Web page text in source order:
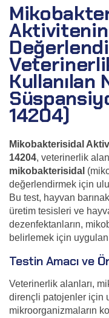
Aktivitenin
Kullanılan
14204)
Mikobakterisidal
14204, veterinerlik
mikobakterisidal
değerlendirmek için
Bu test, hayvan
üretim tesisleri ve
dezenfektanların,
belirlemek için
Testin Amacı ve
Veterinerlik alanları,
dirençli patojenler için
mikroorganizmaların